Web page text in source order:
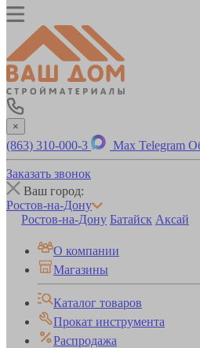
×
(863) 310-000-3 Max Telegram
Заказать звонок
Ваш город:
Ростов-на-Дону
Ростов-на-Дону Батайск Аксай
О компании
Магазины
Каталог товаров
Прокат инструмента
Распродажа